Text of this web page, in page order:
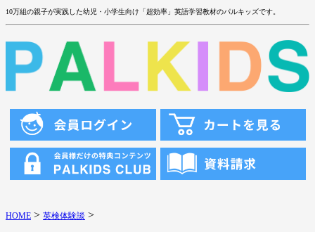
10万組の親子が実践した幼児・小学生向け「超効率」英語学習教材のパルキッズです。
HOME > 英検体験談 >